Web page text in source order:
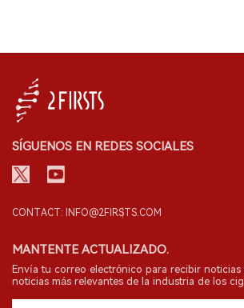
SÍGUENOS EN REDES SOCIALES
CONTACT: INFO@2FIRSTS.COM
MANTENTE ACTUALIZADO.
Envía tu correo electrónico para recibir noticias
noticias más relevantes de la industria de los